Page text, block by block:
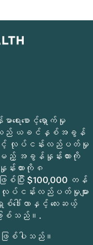
ရေးစောင့်ရှောက်မှု
သည် ယခင်နှစ်အခွန်
င့် လုပ်ငန်းလည်ပတ်မှု
အခွန်နှုန်းထားကို
ထားကို ၈
ြီး $100,000 တန်
ပ်ငန်းလည်ပတ်မှုများ
ဒေါ်လာနှင့် လေးဆယ့်
စ်သည်။.
စ်ပါသည်။